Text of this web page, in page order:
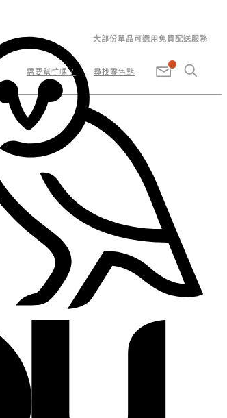
大部份單品可選用免費配送服務
需要幫忙嗎？ 尋找零售點